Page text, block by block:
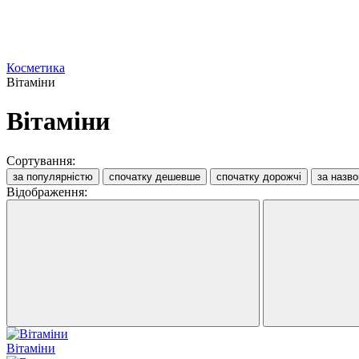
Косметика
Вітаміни
Вітаміни
Сортування:
за популярністю спочатку дешевше спочатку дорожчі за
Відображення:
Вітаміни